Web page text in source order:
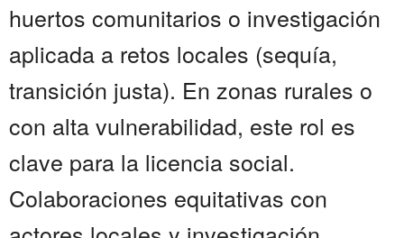
huertos comunitarios o investigación
aplicada a retos locales (sequía,
transición justa). En zonas rurales o
con alta vulnerabilidad, este rol es
clave para la licencia social.
Colaboraciones equitativas con